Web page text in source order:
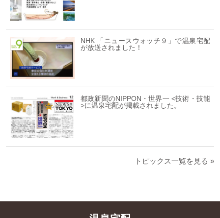
NHK 「ニュースウォッチ９」で温泉宅配
が放送されました！
都政新聞のNIPPON・世界一 <技術・技能
>に温泉宅配が掲載されました。
トピックス一覧を見る »